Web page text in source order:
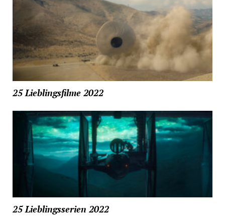
25 Lieblingsfilme 2022
25 Lieblingsserien 2022